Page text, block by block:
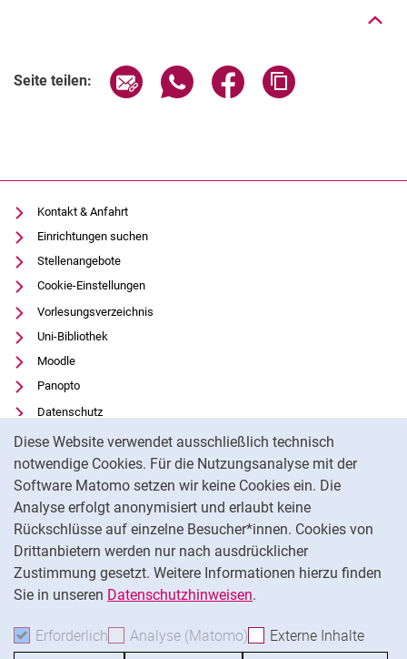
Diese Website verwendet ausschließlich technisch
notwendige Cookies. Für die Nutzungsanalyse mit der
Software Matomo setzen wir keine Cookies ein. Die
Analyse erfolgt anonymisiert und erlaubt keine
Rückschlüsse auf einzelne Besucher*innen. Cookies von
Drittanbietern werden nur nach ausdrücklicher
Zustimmung gesetzt. Weitere Informationen hierzu finden
Sie in unseren Datenschutzhinweisen.
Erforderlich Erforderliche Cookies akzeptieren
Analyse (Matomo) Analyse-Cookies
Externe Inhalte
Seite teilen: Seite über E-Mail teilen
Seite über WhatsApp teilen
Seite über Facebook
Kontakt & Anfahrt
Einrichtungen suchen
Stellenangebote
Cookie-Einstellungen
Vorlesungsverzeichnis
Uni-Bibliothek
Moodle
Panopto
Datenschutz
Barrierefreiheit
Transparenter KI-Einsatz
Impressum
Externer Link: Universität Kassel auf
Facebook (öffnet neues Fenster)
Externer Link: Universität Kassel auf
Youtube(öffnet neues Fenster)
Externer Link: Universität Kassel auf
Instagram (öffnet neues Fenster)